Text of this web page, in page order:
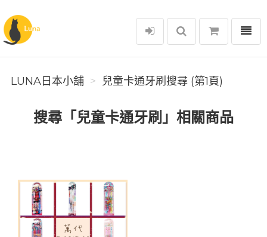
Luna日本小舖
選單
LUNA日本小舖 兒童卡通牙刷搜尋 (第1頁)
搜尋「兒童卡通牙刷」相關商品